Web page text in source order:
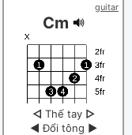
guitar
Cm
◁ Thế tay ▷
◀ Đổi tông ▶